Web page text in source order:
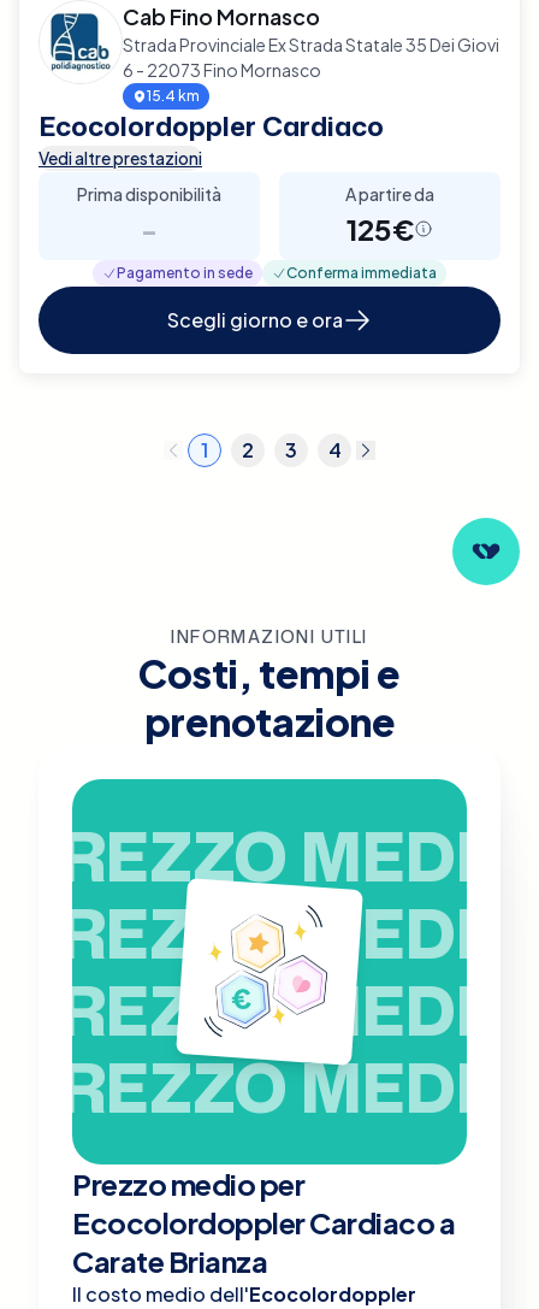
Cab Fino Mornasco
Strada Provinciale Ex Strada Statale 35 Dei Giovi
6 - 22073 Fino Mornasco
15.4 km
Ecocolordoppler Cardiaco
Vedi altre prestazioni
Prima disponibilità
-
A partire da
125€
Pagamento in sede Conferma immediata
Scegli giorno e ora
1 2 3 4
INFORMAZIONI UTILI
Costi, tempi e
prenotazione
PREZZO MEDIO
PREZZO MEDIO
PREZZO MEDIO
PREZZO MEDIO
Prezzo medio per
Ecocolordoppler Cardiaco a
Carate Brianza
Il costo medio dell'Ecocolordoppler